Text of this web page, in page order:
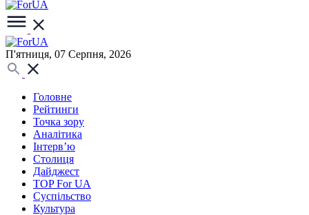
П'ятниця, 07 Серпня, 2026
Головне
Рейтинги
Точка зору
Аналітика
Інтерв’ю
Столиця
Дайджест
TOP For UA
Суспiльство
Культура